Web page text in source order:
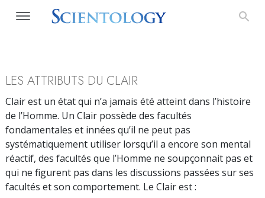
LES ATTRIBUTS DU CLAIR
Clair est un état qui n’a jamais été atteint dans l’histoire
de l’Homme. Un Clair possède des facultés
fondamentales et innées qu’il ne peut pas
systématiquement utiliser lorsqu’il a encore son mental
réactif, des facultés que l’Homme ne soupçonnait pas et
qui ne figurent pas dans les discussions passées sur ses
facultés et son comportement. Le Clair est :